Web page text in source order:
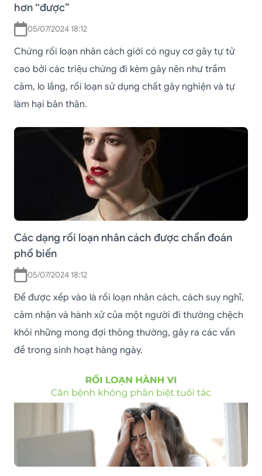
hơn “được”
05/07/2024 18:12
Chứng rối loạn nhân cách giới có nguy cơ gây tự tử
cao bởi các triệu chứng đi kèm gây nên như trầm
cảm, lo lắng, rối loạn sử dụng chất gây nghiện và tự
làm hại bản thân.
Các dạng rối loạn nhân cách được chẩn đoán
phổ biến
05/07/2024 18:12
Để được xếp vào là rối loạn nhân cách, cách suy nghĩ,
cảm nhận và hành xử của một người đi thường chệch
khỏi những mong đợi thông thường, gây ra các vấn
đề trong sinh hoạt hàng ngày.